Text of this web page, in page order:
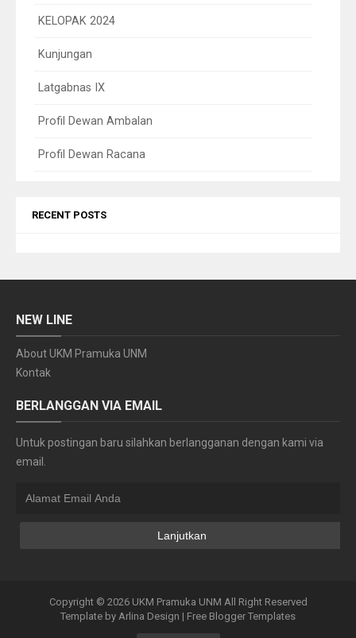
KELOPAK 2024
Kunjungan
Latgabnas IX
Profil Dewan Ambalan
Profil Dewan Racana
RECENT POSTS
NEW LINE
About UKM Pramuka UNM
Kontak
BERLANGGAN VIA EMAIL
Untuk postingan baru silahkan berlangganan dengan kami via
email.
Copyright © 2026 UKM Pramuka UNM All Right Reserved
Template by Arlina Design | Free Blogger Templates